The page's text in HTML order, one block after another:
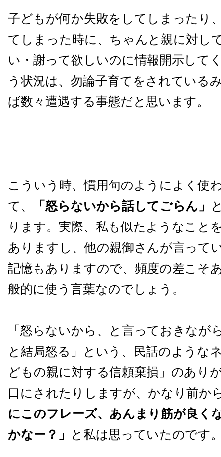
子どもが何か失敗をしてしまったり
てしまった時に、ちゃんと親に対し
い・謝って欲しいのに情報開示して
う状況は、勿論子育てをされている
ば数々遭遇する事態だと思います。
こういう時、慣用句のようによく使
て、
「怒らないから話してごらん」
ります。実際、私も似たようなこと
ありますし、他の親御さんが言って
記憶もありますので、頻度の差こそ
般的に使う言葉なのでしょう。
「怒らないから、と言っておきなが
と結局怒る」という、民話のような
どもの親に対する信頼棄損」のあり
口にされたりしますが、かなり前か
にこのフレーズ、あんまり筋が良く
かなー？」 と私は思っていたのです